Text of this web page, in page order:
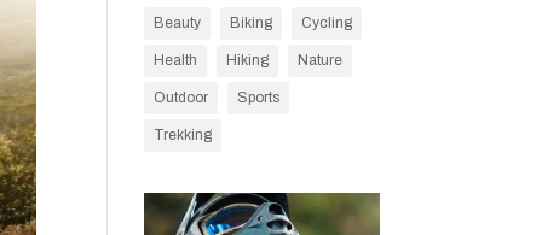
Beauty Biking Cycling
Health Hiking Nature
Outdoor Sports
Trekking